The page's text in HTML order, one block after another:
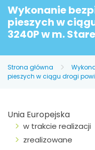
Wykonanie
pieszych w
3240P w m.
Strona główna
pieszych w ciągu drogi
Unia Europejska
w trakcie realizacji
zrealizowane